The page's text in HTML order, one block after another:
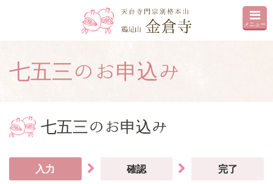
メニュー
七五三のお申込み
七五三のお申込み
入力 確認 完了